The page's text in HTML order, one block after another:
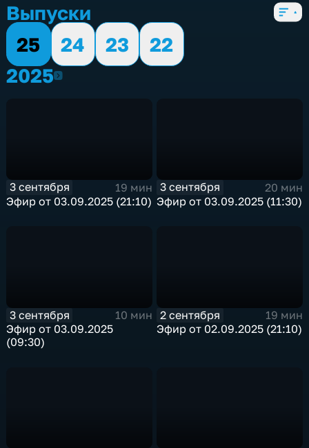
Выпуски
25
24 23
22
20252025
3 сентября
19 мин
Эфир от 03.09.2025 (21:10)
3 сентября
20 мин
Эфир от 03.09.2025 (11:30)
3 сентября
10 мин
Эфир от 03.09.2025
(09:30)
2 сентября
19 мин
Эфир от 02.09.2025 (21:10)